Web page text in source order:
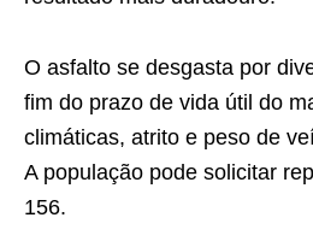
O asfalto se desgasta por
fim do prazo de vida útil do
climáticas, atrito e peso de
A população pode solicitar
156.